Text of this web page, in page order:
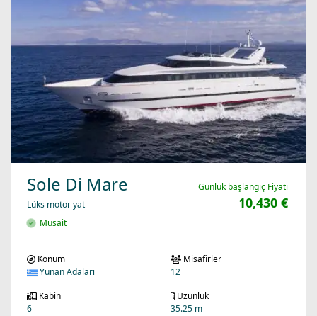
Sole Di Mare
Lüks motor yat
Müsait
Günlük başlangıç Fiyatı
10,430 €
Konum
Yunan Adaları
Misafirler
12
Kabin
6
Uzunluk
35.25 m